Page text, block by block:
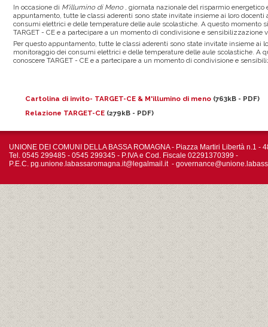
In occasione di M'illumino di Meno, giornata nazionale del risparmio energetico
appuntamento, tutte le classi aderenti sono state invitate insieme ai loro
consumi elettrici e delle temperature delle aule scolastiche. A questo momento
TARGET - CE e a partecipare a un momento di condivisione e sensibilizzazione
Per questo appuntamento, tutte le classi aderenti sono state invitate insieme
monitoraggio dei consumi elettrici e delle temperature delle aule scolastiche. A
conoscere TARGET - CE e a partecipare a un momento di condivisione e
Cartolina di invito- TARGET-CE & M'illumino di meno (763kB - PDF)
Relazione TARGET-CE (279kB - PDF)
UNIONE DEI COMUNI DELLA BASSA ROMAGNA - Piazza Martiri Libertà n.1 -
Tel. 0545 299485 - 0545 299345 - P.IVA e Cod. Fiscale 02291370399 -
P.E.C. pg.unione.labassaromagna.it@legalmail.it -